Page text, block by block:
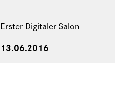
Erster Digitaler Salon
13.06.2016